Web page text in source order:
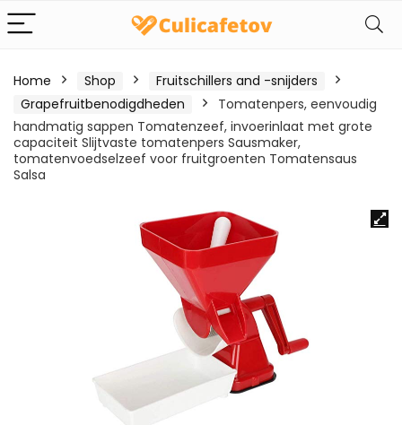
Home Shop
Fruitschillers and -snijders
Grapefruitbenodigdheden
Tomatenpers, eenvoudig
handmatig sappen Tomatenzeef, invoerinlaat met grote
capaciteit Slijtvaste tomatenpers Sausmaker,
tomatenvoedselzeef voor fruitgroenten Tomatensaus
Salsa